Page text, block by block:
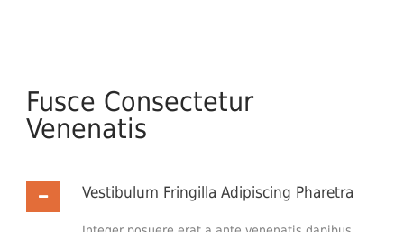
Fusce Consectetur
Venenatis
Vestibulum Fringilla Adipiscing Pharetra